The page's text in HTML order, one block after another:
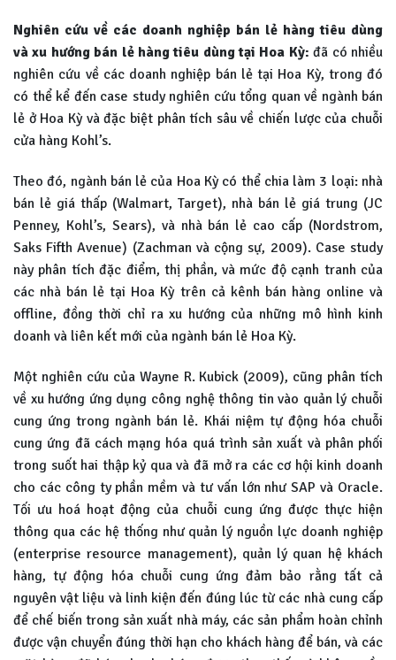
Nghiên cứu về các doanh nghiệp bán lẻ hàng tiêu dùng
và xu hướng bán lẻ hàng tiêu dùng tại Hoa Kỳ: đã có nhiều
nghiên cứu về các doanh nghiệp bán lẻ tại Hoa Kỳ, trong đó
có thể kể đến case study nghiên cứu tổng quan về ngành bán
lẻ ở Hoa Kỳ và đặc biệt phân tích sâu về chiến lược của chuỗi
cửa hàng Kohl’s.
Theo đó, ngành bán lẻ của Hoa Kỳ có thể chia làm 3 loại: nhà
bán lẻ giá thấp (Walmart, Target), nhà bán lẻ giá trung (JC
Penney, Kohl’s, Sears), và nhà bán lẻ cao cấp (Nordstrom,
Saks Fifth Avenue) (Zachman và cộng sự, 2009). Case study
này phân tích đặc điểm, thị phần, và mức độ cạnh tranh của
các nhà bán lẻ tại Hoa Kỳ trên cả kênh bán hàng online và
offline, đồng thời chỉ ra xu hướng của những mô hình kinh
doanh và liên kết mới của ngành bán lẻ Hoa Kỳ.
Một nghiên cứu của Wayne R. Kubick (2009), cũng phân tích
về xu hướng ứng dụng công nghệ thông tin vào quản lý chuỗi
cung ứng trong ngành bán lẻ. Khái niệm tự động hóa chuỗi
cung ứng đã cách mạng hóa quá trình sản xuất và phân phối
trong suốt hai thập kỷ qua và đã mở ra các cơ hội kinh doanh
cho các công ty phần mềm và tư vấn lớn như SAP và Oracle.
Tối ưu hoá hoạt động của chuỗi cung ứng được thực hiện
thông qua các hệ thống như quản lý nguồn lực doanh nghiệp
(enterprise resource management), quản lý quan hệ khách
hàng, tự động hóa chuỗi cung ứng đảm bảo rằng tất cả
nguyên vật liệu và linh kiện đến đúng lúc từ các nhà cung cấp
để chế biến trong sản xuất nhà máy, các sản phẩm hoàn chỉnh
được vận chuyển đúng thời hạn cho khách hàng để bán, và các